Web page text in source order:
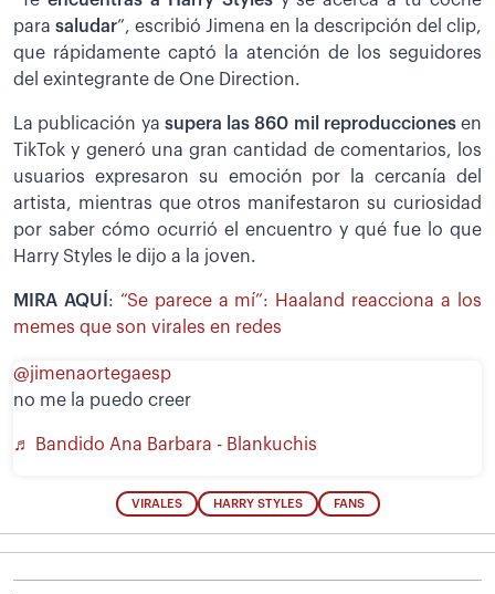
para saludar”, escribió Jimena en la descripción del clip,
que rápidamente captó la atención de los seguidores
del exintegrante de One Direction.
La publicación ya supera las 860 mil reproduccionesen
TikTok y generó una gran cantidad de comentarios, los
usuarios expresaron su emoción por la cercanía del
artista, mientras que otros manifestaron su curiosidad
por saber cómo ocurrió el encuentro y qué fue lo que
Harry Styles le dijo a la joven.
MIRA AQUÍ : “Se parece a mí”: Haaland reacciona a los
memes que son virales en redes
@jimenaortegaesp
no me la puedo creer
♬ Bandido Ana Barbara - Blankuchis
VIRALES HARRY STYLES FANS